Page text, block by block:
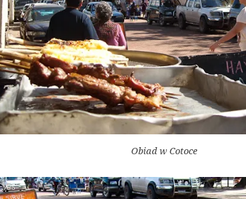
Obiad w Cotoce